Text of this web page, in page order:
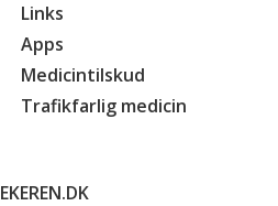
Links
Apps
Medicintilskud
Trafikfarlig medicin